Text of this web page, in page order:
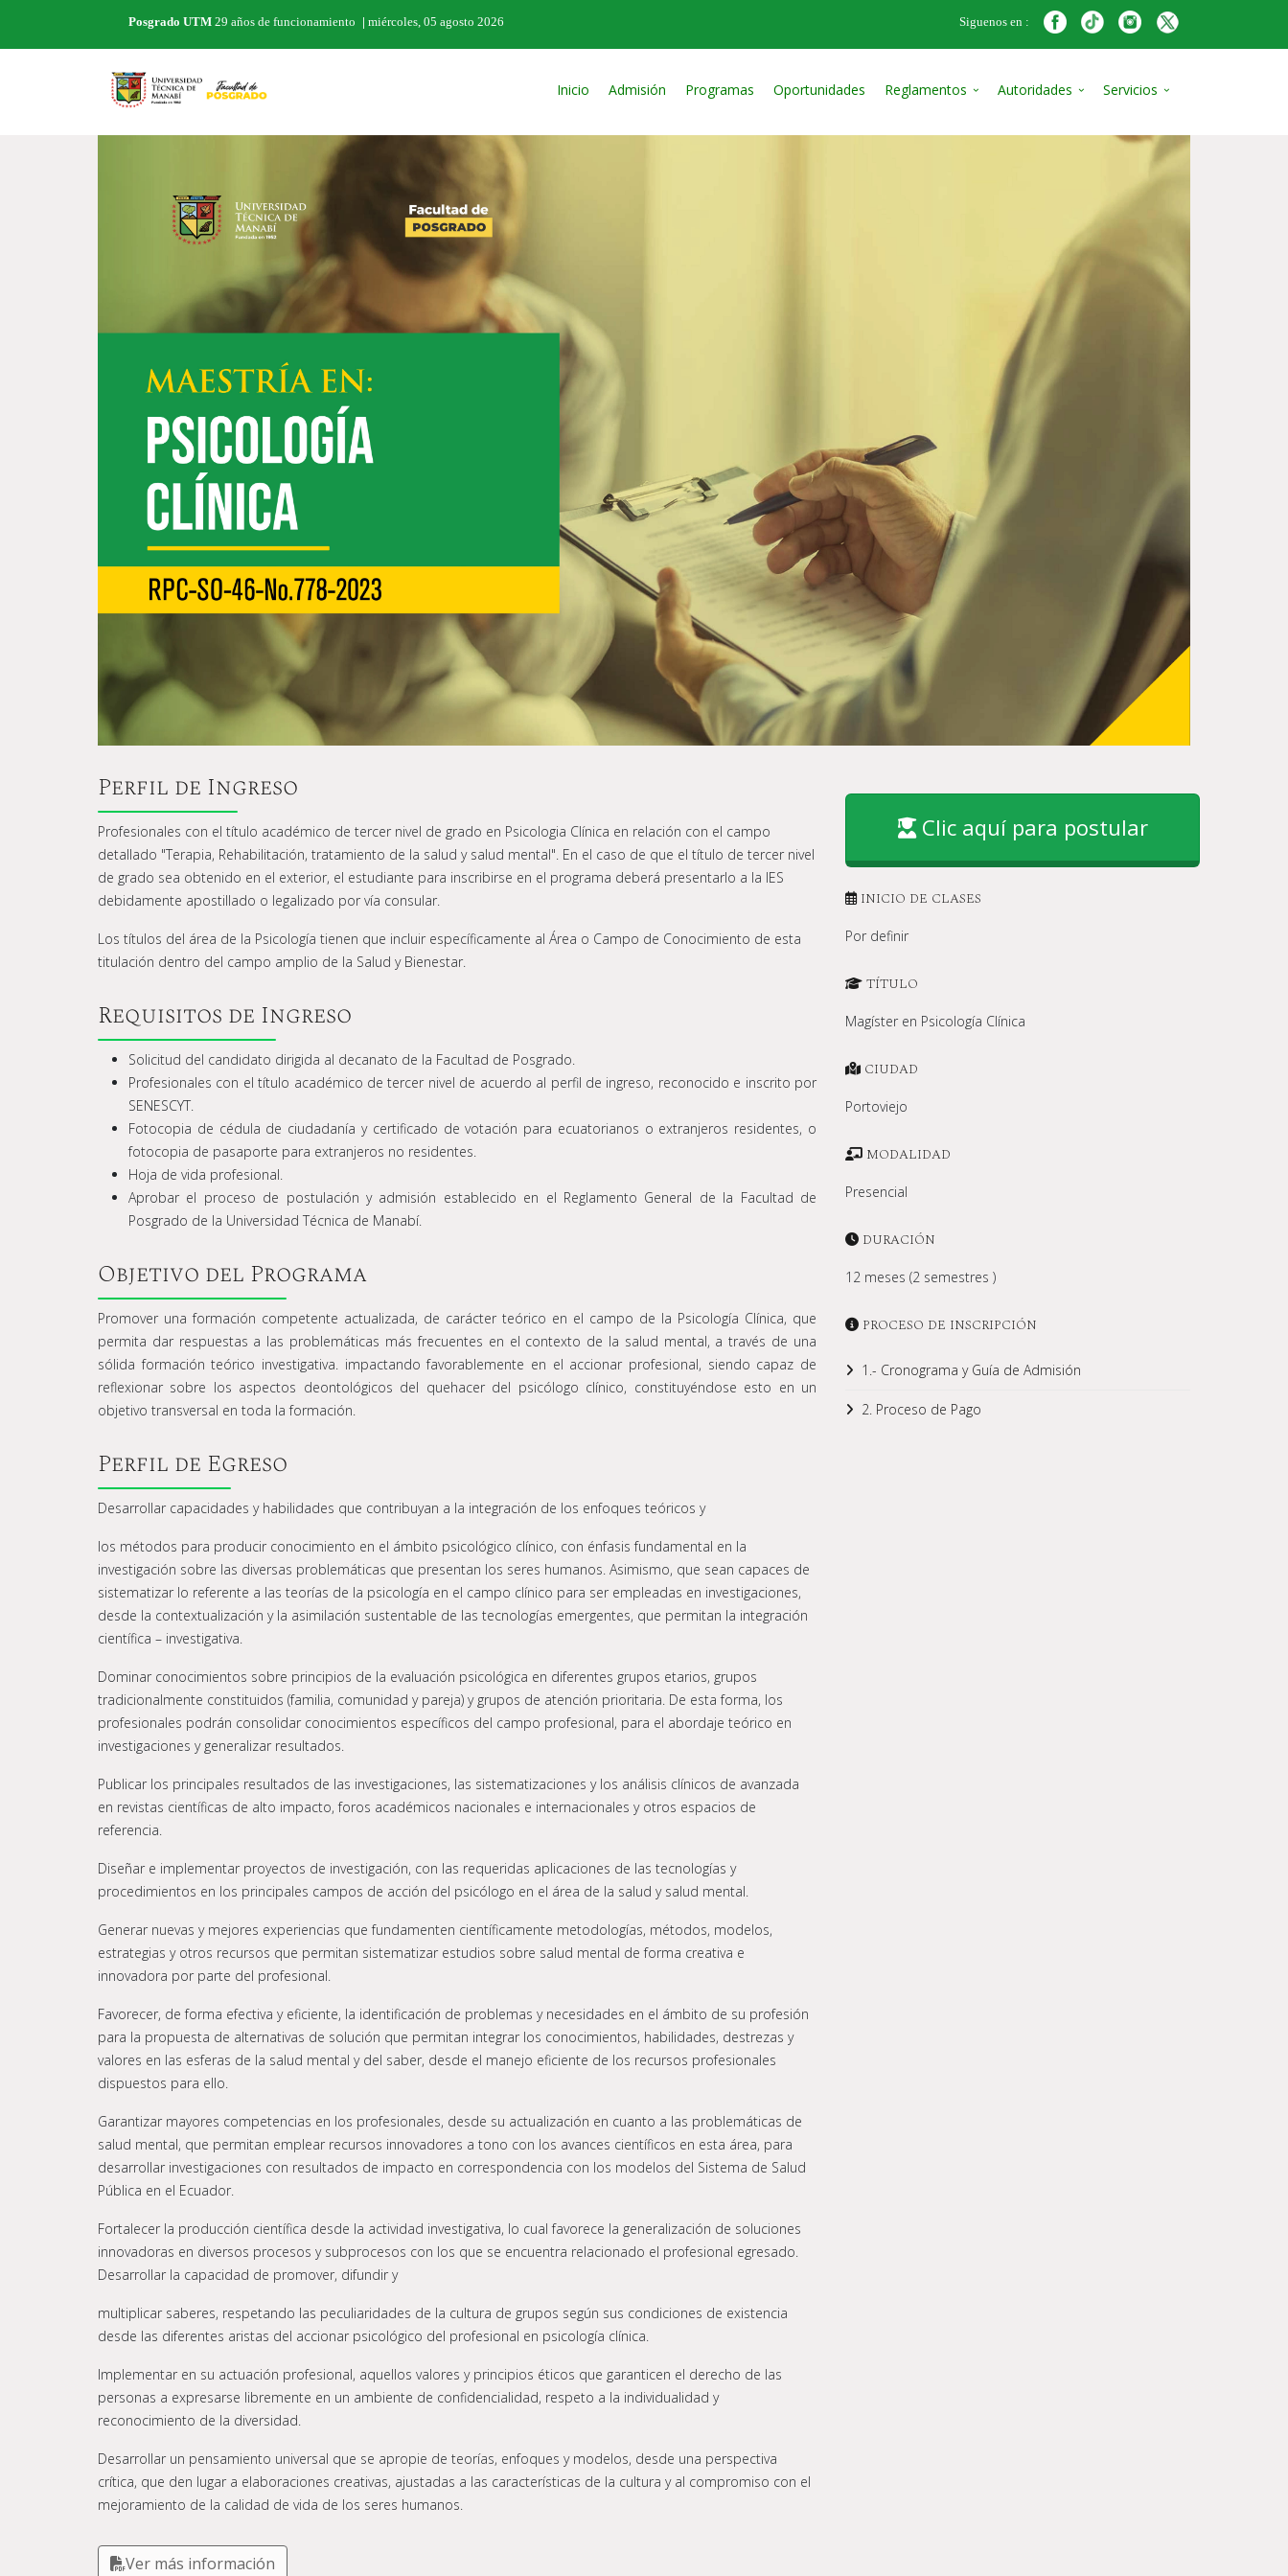
Posgrado UTM 29 años de funcionamiento | miércoles, 05 agosto 2026 Siguenos en :
Inicio Admisión Programas Oportunidades Reglamentos Autoridades Servicios
Perfil de Ingreso
Profesionales con el título académico de tercer nivel de grado en Psicologia Clínica en relación con el campo
detallado "Terapia, Rehabilitación, tratamiento de la salud y salud mental". En el caso de que el título de tercer nivel
de grado sea obtenido en el exterior, el estudiante para inscribirse en el programa deberá presentarlo a la IES
debidamente apostillado o legalizado por vía consular.
Los títulos del área de la Psicología tienen que incluir específicamente al Área o Campo de Conocimiento de esta
titulación dentro del campo amplio de la Salud y Bienestar.
Requisitos de Ingreso
Solicitud del candidato dirigida al decanato de la Facultad de Posgrado.
Profesionales con el título académico de tercer nivel de acuerdo al perfil de ingreso, reconocido e inscrito por
SENESCYT.
Fotocopia de cédula de ciudadanía y certificado de votación para ecuatorianos o extranjeros residentes, o
fotocopia de pasaporte para extranjeros no residentes.
Hoja de vida profesional.
Aprobar el proceso de postulación y admisión establecido en el Reglamento General de la Facultad de
Posgrado de la Universidad Técnica de Manabí.
Objetivo del Programa
Promover una formación competente actualizada, de carácter teórico en el campo de la Psicología Clínica, que
permita dar respuestas a las problemáticas más frecuentes en el contexto de la salud mental, a través de una
sólida formación teórico investigativa. impactando favorablemente en el accionar profesional, siendo capaz de
reflexionar sobre los aspectos deontológicos del quehacer del psicólogo clínico, constituyéndose esto en un
objetivo transversal en toda la formación.
Perfil de Egreso
Desarrollar capacidades y habilidades que contribuyan a la integración de los enfoques teóricos y
los métodos para producir conocimiento en el ámbito psicológico clínico, con énfasis fundamental en la
investigación sobre las diversas problemáticas que presentan los seres humanos. Asimismo, que sean capaces de
sistematizar lo referente a las teorías de la psicología en el campo clínico para ser empleadas en investigaciones,
desde la contextualización y la asimilación sustentable de las tecnologías emergentes, que permitan la integración
científica – investigativa.
Dominar conocimientos sobre principios de la evaluación psicológica en diferentes grupos etarios, grupos
tradicionalmente constituidos (familia, comunidad y pareja) y grupos de atención prioritaria. De esta forma, los
profesionales podrán consolidar conocimientos específicos del campo profesional, para el abordaje teórico en
investigaciones y generalizar resultados.
Publicar los principales resultados de las investigaciones, las sistematizaciones y los análisis clínicos de avanzada
en revistas científicas de alto impacto, foros académicos nacionales e internacionales y otros espacios de
referencia.
Diseñar e implementar proyectos de investigación, con las requeridas aplicaciones de las tecnologías y
procedimientos en los principales campos de acción del psicólogo en el área de la salud y salud mental.
Generar nuevas y mejores experiencias que fundamenten científicamente metodologías, métodos, modelos,
estrategias y otros recursos que permitan sistematizar estudios sobre salud mental de forma creativa e
innovadora por parte del profesional.
Favorecer, de forma efectiva y eficiente, la identificación de problemas y necesidades en el ámbito de su profesión
para la propuesta de alternativas de solución que permitan integrar los conocimientos, habilidades, destrezas y
valores en las esferas de la salud mental y del saber, desde el manejo eficiente de los recursos profesionales
dispuestos para ello.
Garantizar mayores competencias en los profesionales, desde su actualización en cuanto a las problemáticas de
salud mental, que permitan emplear recursos innovadores a tono con los avances científicos en esta área, para
desarrollar investigaciones con resultados de impacto en correspondencia con los modelos del Sistema de Salud
Pública en el Ecuador.
Fortalecer la producción científica desde la actividad investigativa, lo cual favorece la generalización de soluciones
innovadoras en diversos procesos y subprocesos con los que se encuentra relacionado el profesional egresado.
Desarrollar la capacidad de promover, difundir y
multiplicar saberes, respetando las peculiaridades de la cultura de grupos según sus condiciones de existencia
desde las diferentes aristas del accionar psicológico del profesional en psicología clínica.
Implementar en su actuación profesional, aquellos valores y principios éticos que garanticen el derecho de las
personas a expresarse libremente en un ambiente de confidencialidad, respeto a la individualidad y
reconocimiento de la diversidad.
Desarrollar un pensamiento universal que se apropie de teorías, enfoques y modelos, desde una perspectiva
crítica, que den lugar a elaboraciones creativas, ajustadas a las características de la cultura y al compromiso con el
mejoramiento de la calidad de vida de los seres humanos.
Ver más información
Clic aquí para postular
INICIO DE CLASES
Por definir
TÍTULO
Magíster en Psicología Clínica
CIUDAD
Portoviejo
MODALIDAD
Presencial
DURACIÓN
12 meses (2 semestres )
PROCESO DE INSCRIPCIÓN
1.- Cronograma y Guía de Admisión
2. Proceso de Pago